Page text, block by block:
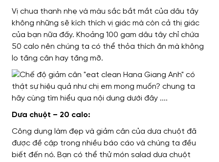
Vị chua thanh nhẹ và màu sắc bắt mắt của dâu tây
không những sẽ kích thích vị giác mà còn cả thị giác
của bạn nữa đấy. Khoảng 100 gam dâu tây chỉ chứa
50 calo nên chúng ta có thể thỏa thích ăn mà không
lo tăng cân hay tăng mỡ.
Dưa chuột – 20 calo:
Công dụng làm đẹp và giảm cân của dưa chuột đã
được đề cập trong nhiều báo cáo và chúng ta đều
biết đến nó. Bạn có thể thử món salad dưa chuột